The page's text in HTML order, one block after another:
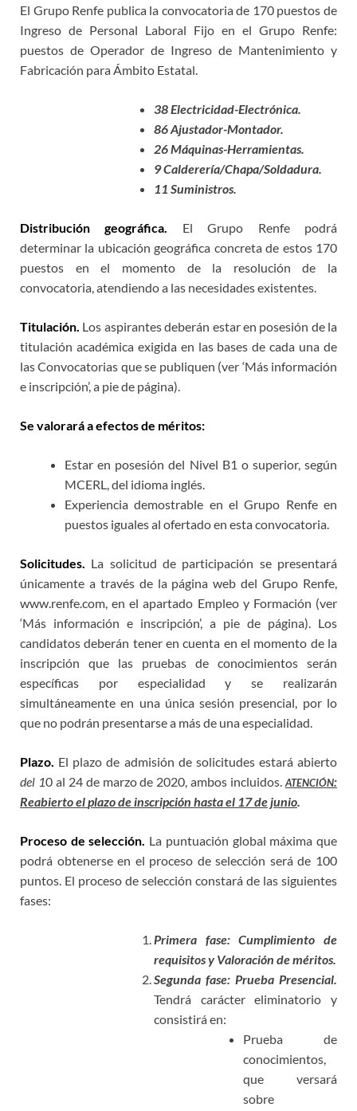
El Grupo Renfe publica la convocatoria de 170 puestos de
Ingreso de Personal Laboral Fijo en el Grupo Renfe:
puestos de Operador de Ingreso de Mantenimiento y
Fabricación para Ámbito Estatal.
38 Electricidad-Electrónica.
86 Ajustador-Montador.
26 Máquinas-Herramientas.
9 Calderería/Chapa/Soldadura.
11 Suministros.
Distribución geográfica.
El Grupo Renfe podrá
determinar la ubicación geográfica concreta de estos 170
puestos en el momento de la resolución de la
convocatoria, atendiendo a las necesidades existentes.
Titulación. Los aspirantes deberán estar en posesión de la
titulación académica exigida en las bases de cada una de
las Convocatorias que se publiquen (ver ‘Más información
e inscripción’, a pie de página).
Se valorará a efectos de méritos:
Estar en posesión del Nivel B1 o superior, según
MCERL, del idioma inglés.
Experiencia demostrable en el Grupo Renfe en
puestos iguales al ofertado en esta convocatoria.
Solicitudes.
La solicitud de participación se presentará
únicamente a través de la página web del Grupo Renfe,
www.renfe.com , en el apartado Empleo y Formación (ver
‘Más información e inscripción’, a pie de página). Los
candidatos deberán tener en cuenta en el momento de la
inscripción que las pruebas de conocimientos serán
específicas por especialidad y se realizarán
simultáneamente en una única sesión presencial, por lo
que no podrán presentarse a más de una especialidad.
Plazo. El plazo de admisión de solicitudes estará abierto
del 10 al 24 de marzo de 2020 , ambos incluidos.ATENCIÓN:
Reabierto elplazo de inscripción hasta el 17 de junio
Proceso de selección. La puntuación global máxima que
podrá obtenerse en el proceso de selección será de 100
puntos . El proceso de selección constará de las siguientes
fases:
Primera fase: Cumplimiento de
requisitos y Valoración de méritos.
Segunda fase: Prueba Presencial.
Tendrá carácter eliminatorio y
consistirá en:
Prueba de
conocimientos,
que versará
sobre